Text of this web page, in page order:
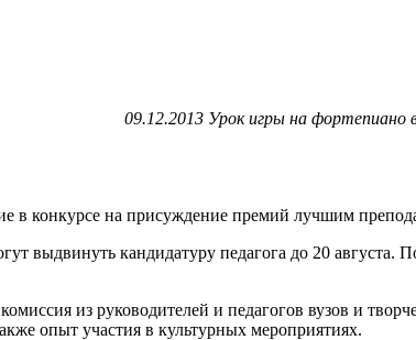
09.12.2013 Урок игры на
в конкурсе на присуждение премий лучшим
выдвинуть кандидатуру педагога до 20
из руководителей и педагогов вузов и
опыт участия в культурных мероприятиях.